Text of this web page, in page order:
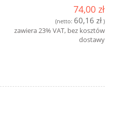
74,00 zł
(netto: 60,16 zł )
zawiera 23% VAT, bez kosztów
dostawy